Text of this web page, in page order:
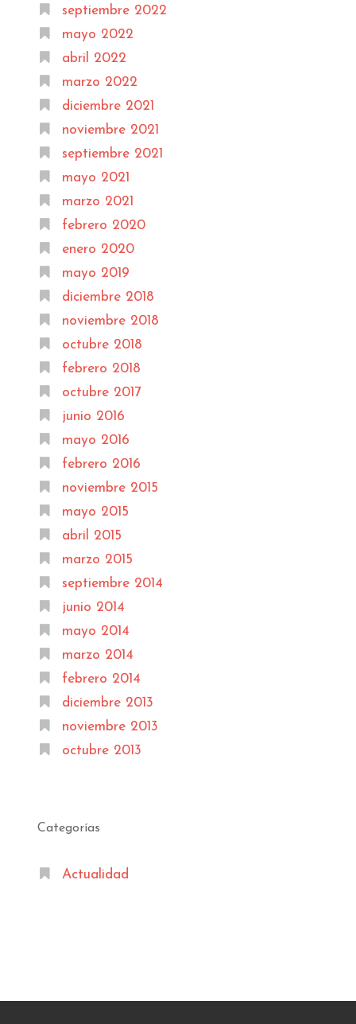
septiembre 2022
mayo 2022
abril 2022
marzo 2022
diciembre 2021
noviembre 2021
septiembre 2021
mayo 2021
marzo 2021
febrero 2020
enero 2020
mayo 2019
diciembre 2018
noviembre 2018
octubre 2018
febrero 2018
octubre 2017
junio 2016
mayo 2016
febrero 2016
noviembre 2015
mayo 2015
abril 2015
marzo 2015
septiembre 2014
junio 2014
mayo 2014
marzo 2014
febrero 2014
diciembre 2013
noviembre 2013
octubre 2013
Categorías
Actualidad